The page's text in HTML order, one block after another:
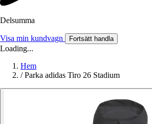
Delsumma
Visa min kundvagn Fortsätt handla
Loading...
Hem
/ Parka adidas Tiro 26 Stadium